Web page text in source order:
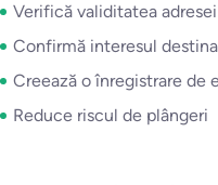
Verifică validitatea adresei
Confirmă interesul
Creează o înregistrare de
Reduce riscul de plângeri